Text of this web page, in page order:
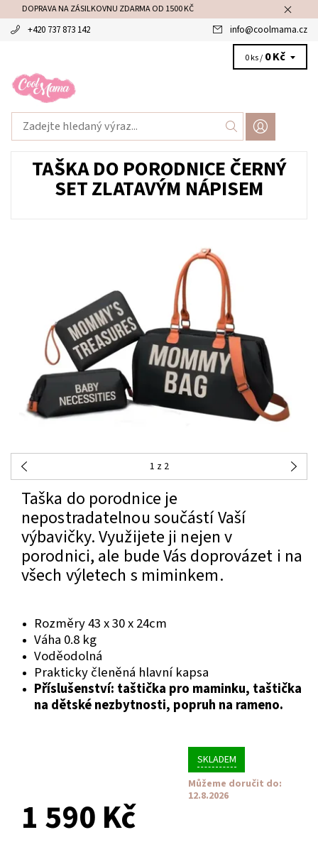
DOPRAVA NA ZÁSILKOVNU ZDARMA OD 1500 KČ
+420 737 873 142 info@coolmama.cz
0 ks / 0 Kč
TAŠKA DO PORODNICE ČERNÝ
SET ZLATAVÝM NÁPISEM
1 z 2
Taška do porodnice je
nepostradatelnou součástí Vaší
výbavičky. Využijete ji nejen v
porodnici, ale bude Vás doprovázet i na
všech výletech s miminkem.
Rozměry 43 x 30 x 24cm
Váha 0.8 kg
Voděodolná
Prakticky členěná hlavní kapsa
Příslušenství: taštička pro maminku, taštička
na dětské nezbytnosti, popruh na rameno.
SKLADEM
Můžeme doručit do:
12.8.2026
1 590 Kč